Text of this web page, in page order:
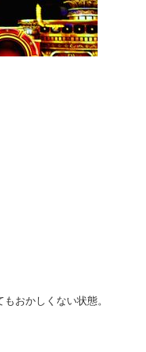
おかしくない状態。